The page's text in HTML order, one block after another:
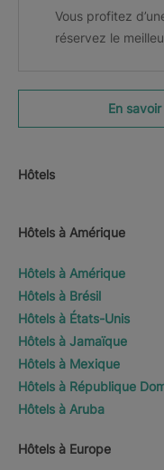
Vous profitez
réservez le
En
Hôtels
Hôtels à Amérique
Hôtels à Amérique
Hôtels à Brésil
Hôtels à États-Unis
Hôtels à Jamaïque
Hôtels à Mexique
Hôtels à République
Hôtels à Aruba
Hôtels à Europe